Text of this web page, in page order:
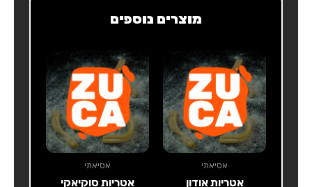
מוצרים נוספים
אסיאתי
אטריות אודון
אסיאתי
אטריות סוקיאקי